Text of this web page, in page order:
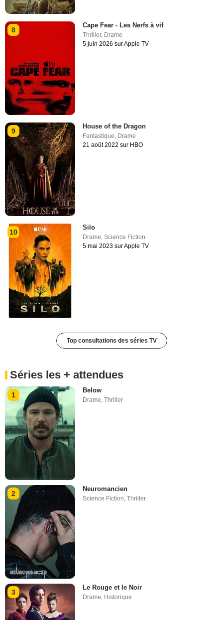
8
Cape Fear - Les Nerfs à vif
Thriller, Drame
5 juin 2026 sur Apple TV
9
House of the Dragon
Fantastique, Drame
21 août 2022 sur HBO
10
Silo
Drame,Science Fiction
5 mai 2023 sur Apple TV
Top consultations des séries TV
Séries les + attendues
1
Below
Drame ,Thriller
2
Neuromancien
Science Fiction,Thriller
3
Le Rouge et le Noir
Drame, Historique